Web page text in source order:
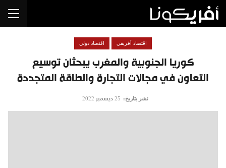
كوريا الجنوبية والمغرب يبحثان توسيع
التعاون في مجالات التجارة والطاقة المتجددة
اقتصاد أفريقي اقتصاد دولي
نشر بتاريخ: 25 ديسمبر 2022